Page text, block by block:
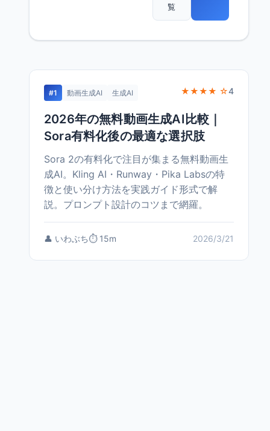
覧
#1 動画生成AI 生成AI ★★★★ ☆4
2026年の無料動画生成AI比較｜
Sora有料化後の最適な選択肢
Sora 2の有料化で注目が集まる無料動画生
成AI。Kling AI・Runway・Pika Labsの特
徴と使い分け方法を実践ガイド形式で解
説。プロンプト設計のコツまで網羅。
👤 いわぶち⏱️ 15m 2026/3/21